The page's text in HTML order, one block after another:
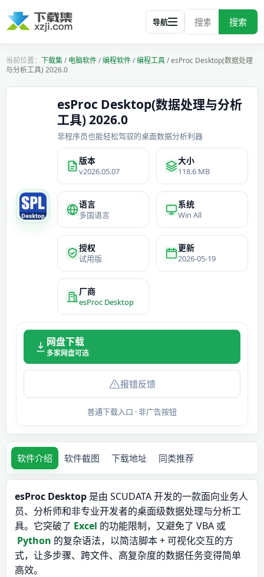
搜索
导航
下载集/电脑软件/编程软件/编程工具/esProc Desktop(数据处理
与分析工具) 2026.0
esProc Desktop(数据处理与分析
工具) 2026.0
非程序员也能轻松驾驭的桌面数据分析利器
版本
v2026.05.07
大小
118.6 MB
语言
多国语言
系统
Win All
授权
试用版
更新
2026-05-19
厂商
esProc Desktop
网盘下载
多家网盘可选
报错反馈
普通下载入口 · 非广告按钮
软件介绍 软件截图 下载地址 同类推荐
esProc Desktop 是由 SCUDATA 开发的一款面向业务人
员、分析师和非专业开发者的桌面级数据处理与分析工
具。它突破了 Excel 的功能限制，又避免了 VBA 或
Python 的复杂语法，以简洁脚本 + 可视化交互的方
式，让多步骤、跨文件、高复杂度的数据任务变得简单
高效。